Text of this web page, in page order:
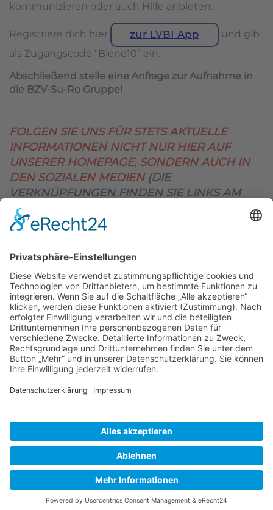
kommunizieren oder auch Hilfe anbieten.
Registriere dich hier zur LVBI App
und gib
als Zugangscode “Biene10” ein.
Abschließend stelle eine Anfrage zur Aufnahme in
die BZV-Su-Ro Gruppe!
FOLGEN SIE UNS FÜR STETS AKTUELLE
INFORMATIONEN NICHT NUR HIER AUF
UNSERER HOMEPAGE, SONDERN AUCH IN
DEN SOZIALEN MEDIEN (DIE
VERKNÜPFUNGEN FINDEN SIE LINKS AM
OBEREN SEITENRAND)
BIENENZUCHTVEREIN SULZBACH-ROSENBERG
1871 E.V.
1. Vorsitzender
Matthias Bohmann
Siebeneichen 13
92237 Sulzbach-Rosenberg
E-Mail: vorstand@bienenzuchtverein-sulzbach-
Copyright © Bienenzuchtverein
Sulzbach-Rosenberg 1871 e.V.
Kontakt|Impressum|Datenschutzerklärung|
Cookie-Einstellungen